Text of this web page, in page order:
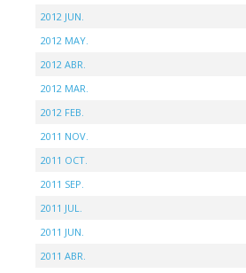
2012 JUN.
2012 MAY.
2012 ABR.
2012 MAR.
2012 FEB.
2011 NOV.
2011 OCT.
2011 SEP.
2011 JUL.
2011 JUN.
2011 ABR.